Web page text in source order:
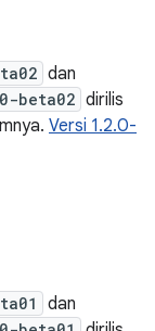
dan
beta02 dirilis
Versi 1.2.0-
dan